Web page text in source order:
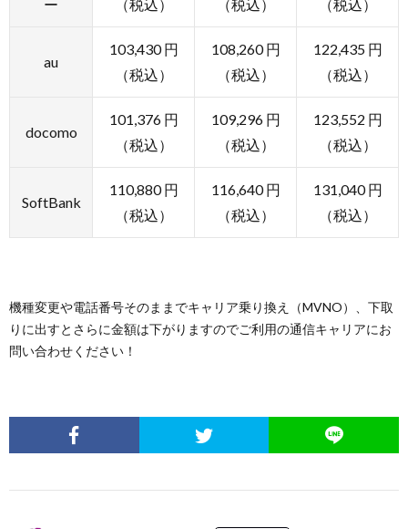
ー （税込） （税込） （税込）
au
103,430 円
（税込）
108,260 円
（税込）
122,435 円
（税込）
docomo
101,376 円
（税込）
109,296 円
（税込）
123,552 円
（税込）
SoftBank
110,880 円
（税込）
116,640 円
（税込）
131,040 円
（税込）
機種変更や電話番号そのままでキャリア乗り換え（MVNO）、下取
りに出すとさらに金額は下がりますのでご利用の通信キャリアにお
問い合わせください！